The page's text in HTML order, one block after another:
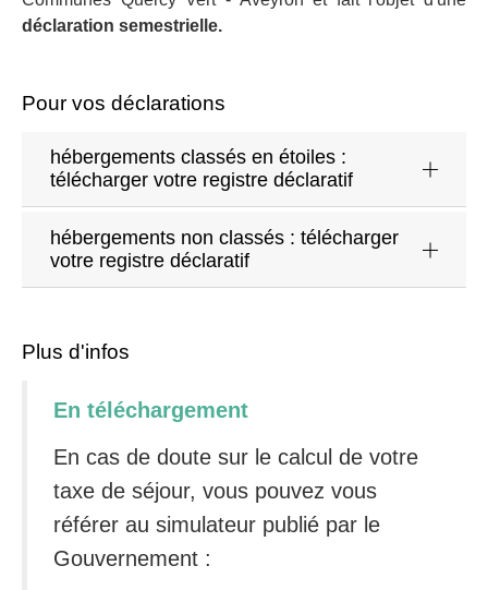
déclaration semestrielle.
Pour vos déclarations
hébergements classés en étoiles :
télécharger votre registre déclaratif
hébergements non classés : télécharger
votre registre déclaratif
Plus d'infos
En téléchargement
En cas de doute sur le calcul de votre
taxe de séjour, vous pouvez vous
référer au simulateur publié par le
Gouvernement :